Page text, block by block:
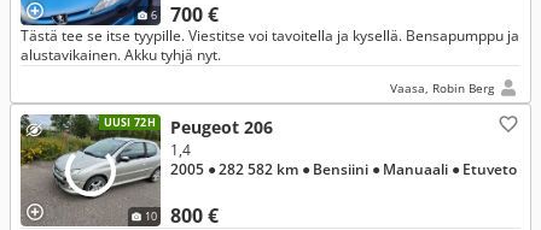
6 700 €
Tästä tee se itse tyypille. Viestitse voi tavoitella ja kysellä. Bensapumppu ja
alustavikainen. Akku tyhjä nyt.
Vaasa, Robin Berg
UUSI 72H
10
Peugeot 206
800 €
1,4
2005 ● 282 582 km ● Bensiini ● Manuaali ● Etuveto